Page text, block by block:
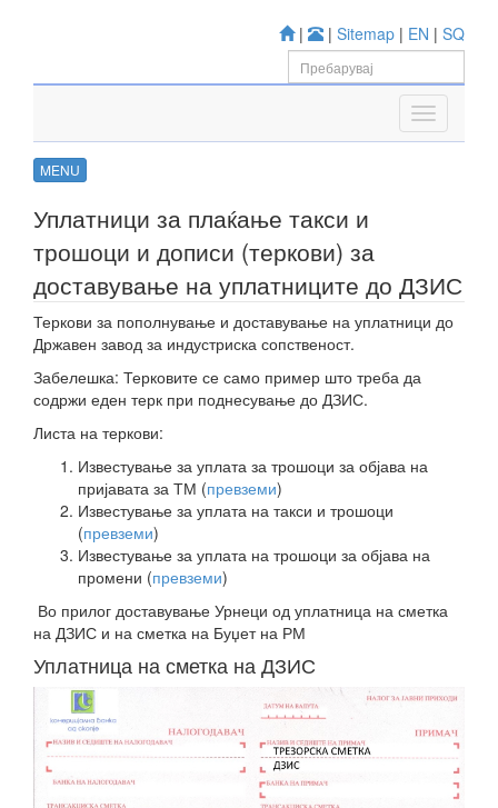
| | Sitemap | EN | SQ
MENU
Уплатници за плаќање такси и
трошоци и дописи (теркови) за
доставување на уплатниците до ДЗИС
Теркови за пополнување и доставување на уплатници до
Државен завод за индустриска сопственост.
Забелешка: Терковите се само пример што треба да
содржи еден терк при поднесување до ДЗИС.
Листа на теркови:
Известување за уплата за трошоци за објава на
пријавата за ТМ (превземи)
Известување за уплата на такси и трошоци
(превземи)
Известување за уплата на трошоци за објава на
промени (превземи)
Во прилог доставување Урнеци од уплатница на сметка
на ДЗИС и на сметка на Буџет на РМ
Уплатница на сметка на ДЗИС